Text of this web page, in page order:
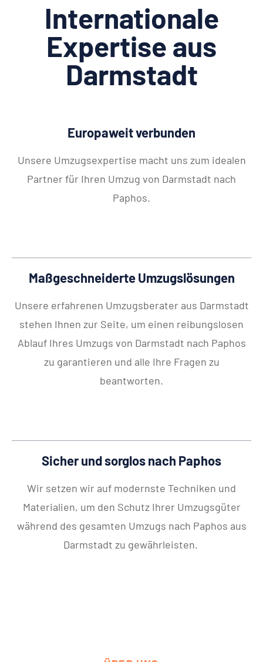
Internationale
Expertise aus
Darmstadt
Europaweit verbunden
Unsere Umzugsexpertise macht uns zum idealen
Partner für Ihren Umzug von Darmstadt nach
Paphos.
Maßgeschneiderte Umzugslösungen
Unsere erfahrenen Umzugsberater aus Darmstadt
stehen Ihnen zur Seite, um einen reibungslosen
Ablauf Ihres Umzugs von Darmstadt nach Paphos
zu garantieren und alle Ihre Fragen zu
beantworten.
Sicher und sorglos nach Paphos
Wir setzen wir auf modernste Techniken und
Materialien, um den Schutz Ihrer Umzugsgüter
während des gesamten Umzugs nach Paphos aus
Darmstadt zu gewährleisten.